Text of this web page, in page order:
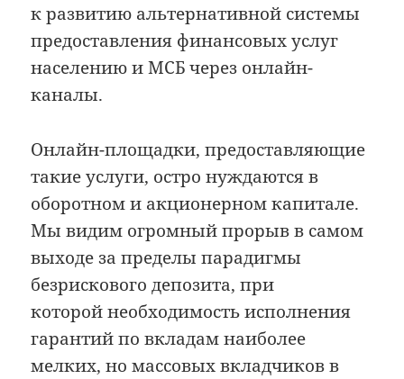
к развитию альтернативной системы
предоставления финансовых услуг
населению и МСБ через онлайн-
каналы.
Онлайн-площадки, предоставляющие
такие услуги, остро нуждаются в
оборотном и акционерном капитале.
Мы видим огромный прорыв в самом
выходе за пределы парадигмы
безрискового депозита, при
которой необходимость исполнения
гарантий по вкладам наиболее
мелких, но массовых вкладчиков в